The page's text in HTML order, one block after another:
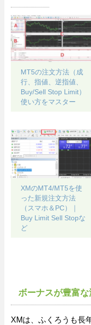
MT5の注文方法（成
行、指値、逆指値、
Buy/Sell Stop Limit）
使い方をマスター
XMのMT4/MT5を使
った新規注文方法
（スマホ＆PC）｜
Buy Limit Sell Stopな
ど
ボーナスが豊富
XMは、ふくろうも長